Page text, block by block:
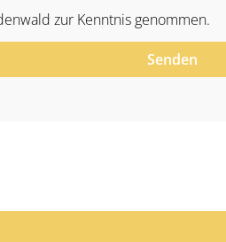
zur Kenntnis genommen.
Senden